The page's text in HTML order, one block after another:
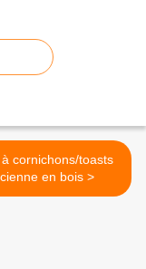
à cornichons/toasts
ancienne en bois >